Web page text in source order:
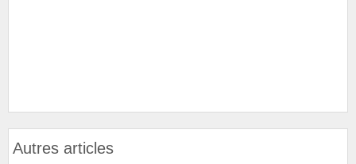
Autres articles